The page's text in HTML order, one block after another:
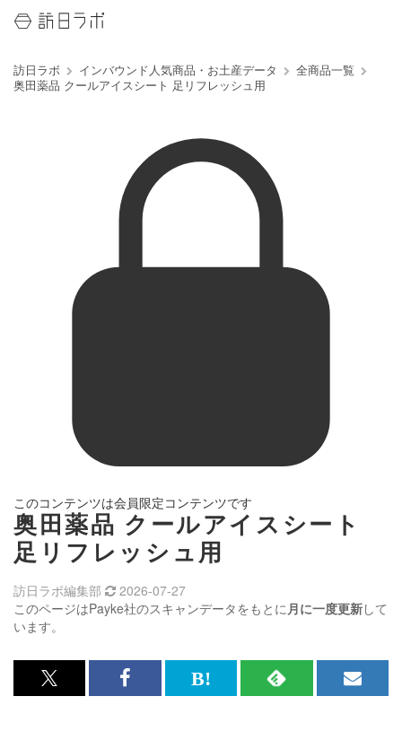
訪日ラボ インバウンド人気商品・お土産データ
全商品一覧
奥田薬品 クールアイスシート 足リフレッシュ用
このコンテンツは会員限定コンテンツです
奥田薬品 クールアイスシート
足リフレッシュ用
このページはPayke社のスキャンデータをもとに月に一度更新して
います。
訪日ラボ編集部 2026-07-27
x<br>
Facebook<br>
は
RSS
メ